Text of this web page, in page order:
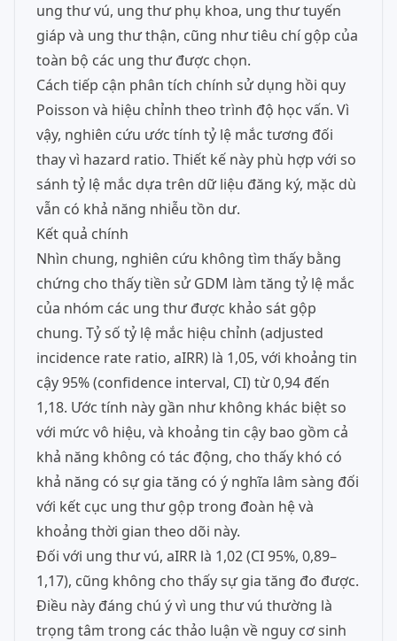
ung thư vú, ung thư phụ khoa, ung thư tuyến
giáp và ung thư thận, cũng như tiêu chí gộp của
toàn bộ các ung thư được chọn.
Cách tiếp cận phân tích chính sử dụng hồi quy
Poisson và hiệu chỉnh theo trình độ học vấn. Vì
vậy, nghiên cứu ước tính tỷ lệ mắc tương đối
thay vì hazard ratio. Thiết kế này phù hợp với so
sánh tỷ lệ mắc dựa trên dữ liệu đăng ký, mặc dù
vẫn có khả năng nhiễu tồn dư.
Kết quả chính
Nhìn chung, nghiên cứu không tìm thấy bằng
chứng cho thấy tiền sử GDM làm tăng tỷ lệ mắc
của nhóm các ung thư được khảo sát gộp
chung. Tỷ số tỷ lệ mắc hiệu chỉnh (adjusted
incidence rate ratio, aIRR) là 1,05, với khoảng tin
cậy 95% (confidence interval, CI) từ 0,94 đến
1,18. Ước tính này gần như không khác biệt so
với mức vô hiệu, và khoảng tin cậy bao gồm cả
khả năng không có tác động, cho thấy khó có
khả năng có sự gia tăng có ý nghĩa lâm sàng đối
với kết cục ung thư gộp trong đoàn hệ và
khoảng thời gian theo dõi này.
Đối với ung thư vú, aIRR là 1,02 (CI 95%, 0,89–
1,17), cũng không cho thấy sự gia tăng đo được.
Điều này đáng chú ý vì ung thư vú thường là
trọng tâm trong các thảo luận về nguy cơ sinh